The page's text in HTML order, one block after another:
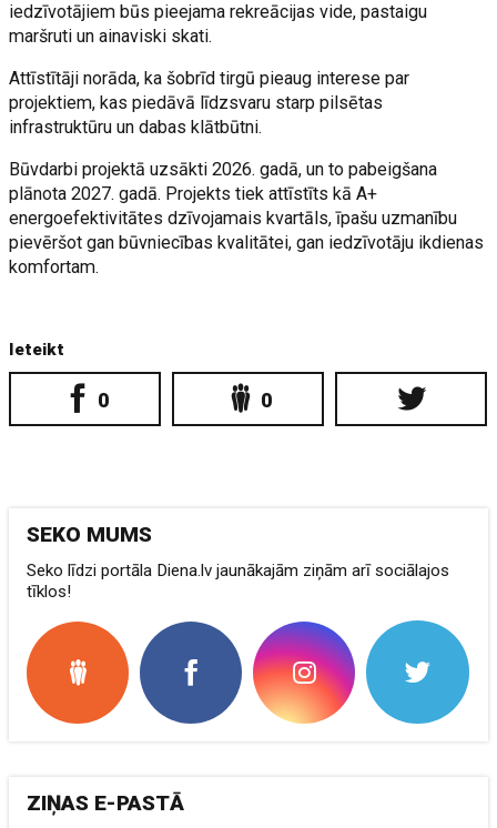
iedzīvotājiem būs pieejama rekreācijas vide, pastaigu
maršruti un ainaviski skati.
Attīstītāji norāda, ka šobrīd tirgū pieaug interese par
projektiem, kas piedāvā līdzsvaru starp pilsētas
infrastruktūru un dabas klātbūtni.
Būvdarbi projektā uzsākti 2026. gadā, un to pabeigšana
plānota 2027. gadā. Projekts tiek attīstīts kā A+
energoefektivitātes dzīvojamais kvartāls, īpašu uzmanību
pievēršot gan būvniecības kvalitātei, gan iedzīvotāju ikdienas
komfortam.
Ieteikt
0 0
SEKO MUMS
Seko līdzi portāla Diena.lv jaunākajām ziņām arī sociālajos
tīklos!
ZIŅAS E-PASTĀ